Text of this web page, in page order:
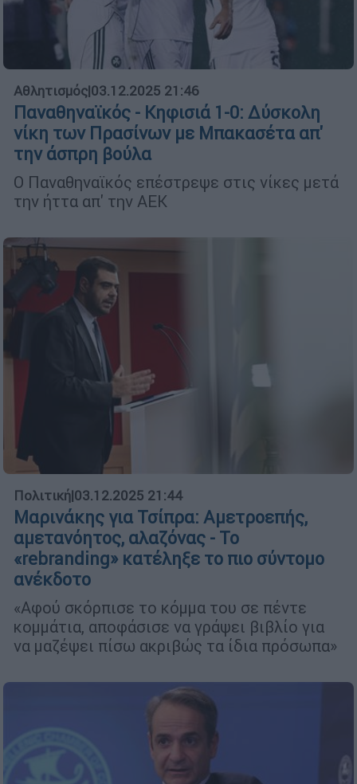
Αθλητισμός|03.12.2025 21:46
Παναθηναϊκός - Κηφισιά 1-0: Δύσκολη
νίκη των Πρασίνων με Μπακασέτα απ'
την άσπρη βούλα
O Παναθηναϊκός επέστρεψε στις νίκες μετά
την ήττα απ' την ΑΕΚ
Πολιτική|03.12.2025 21:44
Μαρινάκης για Τσίπρα: Αμετροεπής,
αμετανόητος, αλαζόνας - Το
«rebranding» κατέληξε το πιο σύντομο
ανέκδοτο
«Αφού σκόρπισε το κόμμα του σε πέντε
κομμάτια, αποφάσισε να γράψει βιβλίο για
να μαζέψει πίσω ακριβώς τα ίδια πρόσωπα»